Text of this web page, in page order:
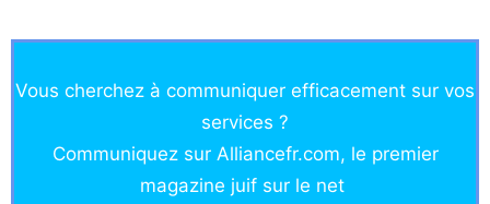
Vous cherchez à communiquer efficacement sur vos
services ?
Communiquez sur Alliancefr.com, le premier
magazine juif sur le net